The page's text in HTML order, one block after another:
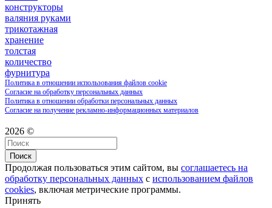
конструкторы
валяния руками
трикотажная
хранение
толстая
количество
фурнитура
Политика в отношении использования файлов cookie
Согласие на обработку персональных данных
Политика в отношении обработки персональных данных
Согласие на получение рекламно-информационных материалов
2026 ©
Поиск
Продолжая пользоваться этим сайтом, вы соглашаетесь на
обработку персональных данных с использованием файлов
cookies, включая метрические программы.
Принять